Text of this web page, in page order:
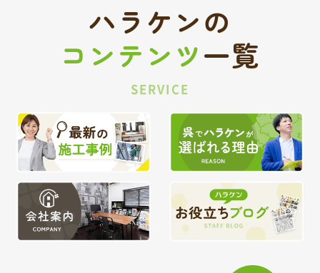
ハラケンの
コンテンツ一覧
SERVICE